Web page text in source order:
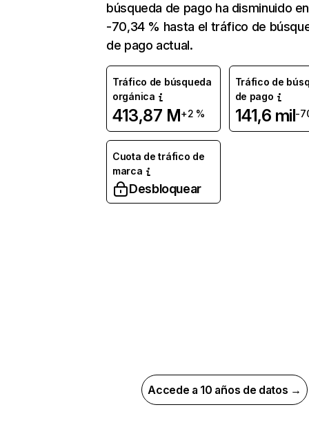
búsqueda de pago ha disminuido en
-70,34 % hasta el tráfico de
de pago actual.
Tráfico de búsqueda
orgánica
413,87 M+2 %
Tráfico de
de pago
141,6 mil-
Cuota de tráfico de
marca
Desbloquear
Accede a 10 años de datos →